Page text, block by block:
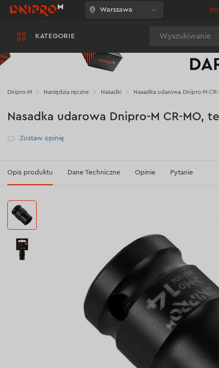
KATEGORIE
Warszawa
Dnipro-M Narzędzia ręczne Nasadki Nasadka udarowa Dnipro-M
Nasadka udarowa Dnipro-M CR-MO,
Рейтинг
Zostaw opinię
Opis produktu Dane Techniczne Opinie Pytanie